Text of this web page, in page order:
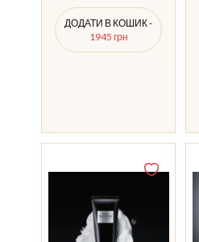
ДОДАТИ В КОШИК -
1945 грн